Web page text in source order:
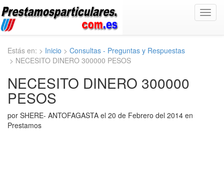
Estás en: > Inicio > Consultas - Preguntas y Respuestas
> NECESITO DINERO 300000 PESOS
NECESITO DINERO 300000
PESOS
por SHERE- ANTOFAGASTA el 20 de Febrero del 2014 en
Prestamos